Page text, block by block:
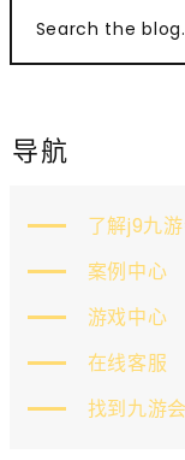
Search the
导航
了解j9九
案例中心
游戏中心
在线客服
找到九游